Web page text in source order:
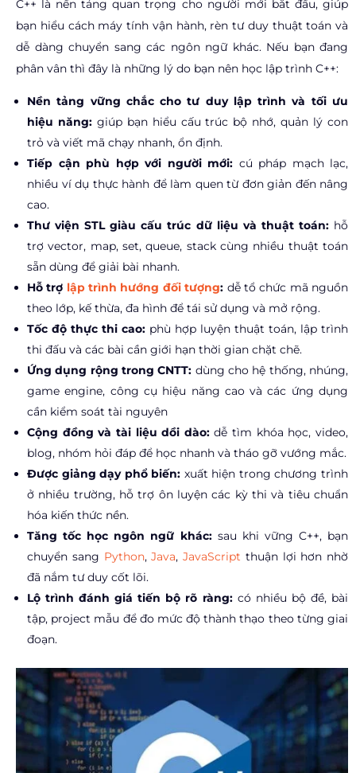
C++ là nền tảng quan trọng cho người mới bắt đầu, giúp
bạn hiểu cách máy tính vận hành, rèn tư duy thuật toán và
dễ dàng chuyển sang các ngôn ngữ khác. Nếu bạn đang
phân vân thì đây là những lý do bạn nên học lập trình C++:
Nền tảng vững chắc cho tư duy lập trình và tối ưu
hiệu năng:giúp bạn hiểu cấu trúc bộ nhớ, quản lý con
trỏ và viết mã chạy nhanh, ổn định.
Tiếp cận phù hợp với người mới: cú pháp mạch lạc,
nhiều ví dụ thực hành để làm quen từ đơn giản đến nâng
cao.
Thư viện STL giàu cấu trúc dữ liệu và thuật toán:hỗ
trợ vector, map, set, queue, stack cùng nhiều thuật toán
sẵn dùng để giải bài nhanh.
Hỗ trợ lập trình hướng đối tượng: dễ tổ chức mã nguồn
theo lớp, kế thừa, đa hình để tái sử dụng và mở rộng.
Tốc độ thực thi cao: phù hợp luyện thuật toán, lập trình
thi đấu và các bài cần giới hạn thời gian chặt chẽ.
Ứng dụng rộng trong CNTT: dùng cho hệ thống, nhúng,
game engine, công cụ hiệu năng cao và các ứng dụng
cần kiểm soát tài nguyên
Cộng đồng và tài liệu dồi dào:dễ tìm khóa học, video,
blog, nhóm hỏi đáp để học nhanh và tháo gỡ vướng mắc.
Được giảng dạy phổ biến: xuất hiện trong chương trình
ở nhiều trường, hỗ trợ ôn luyện các kỳ thi và tiêu chuẩn
hóa kiến thức nền.
Tăng tốc học ngôn ngữ khác:sau khi vững C++, bạn
chuyển sang Python,Java, JavaScript thuận lợi hơn nhờ
đã nắm tư duy cốt lõi.
Lộ trình đánh giá tiến bộ rõ ràng:có nhiều bộ đề, bài
tập, project mẫu để đo mức độ thành thạo theo từng giai
đoạn.